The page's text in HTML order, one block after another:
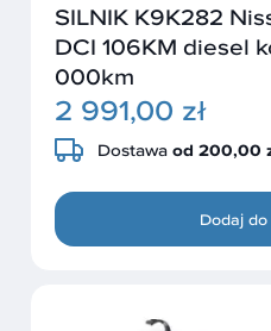
SILNIK K9K282
DCI 106KM diesel
000km
2 991,00 zł
Dostawa od 200,00
Dodaj